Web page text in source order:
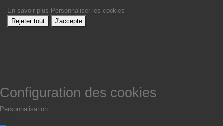
En savoir plus Personnaliser les cookies
Rejeter tout
J'accepte
Configuration des cookies
Personnalisation